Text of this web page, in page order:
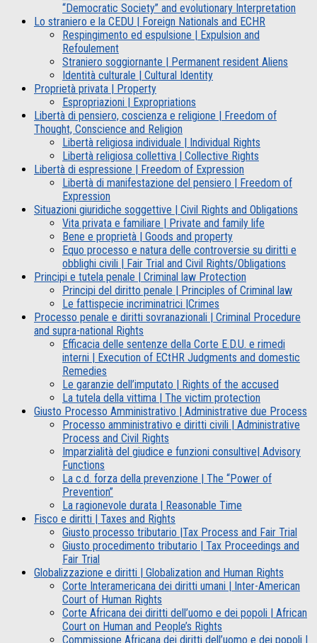
“Democratic Society” and evolutionary Interpretation
Lo straniero e la CEDU | Foreign Nationals and ECHR
Respingimento ed espulsione | Expulsion and
Refoulement
Straniero soggiornante | Permanent resident Aliens
Identità culturale | Cultural Identity
Proprietà privata | Property
Espropriazioni | Expropriations
Libertà di pensiero, coscienza e religione | Freedom of
Thought, Conscience and Religion
Libertà religiosa individuale | Individual Rights
Libertà religiosa collettiva | Collective Rights
Libertà di espressione | Freedom of Expression
Libertà di manifestazione del pensiero | Freedom of
Expression
Situazioni giuridiche soggettive | Civil Rights and Obligations
Vita privata e familiare | Private and family life
Bene e proprietà | Goods and property
Equo processo e natura delle controversie su diritti e
obblighi civili | Fair Trial and Civil Rights/Obligations
Principi e tutela penale | Criminal law Protection
Principi del diritto penale | Principles of Criminal law
Le fattispecie incriminatrici |Crimes
Processo penale e diritti sovranazionali | Criminal Procedure
and supra-national Rights
Efficacia delle sentenze della Corte E.D.U. e rimedi
interni | Execution of ECtHR Judgments and domestic
Remedies
Le garanzie dell’imputato | Rights of the accused
La tutela della vittima | The victim protection
Giusto Processo Amministrativo | Administrative due Process
Processo amministrativo e diritti civili | Administrative
Process and Civil Rights
Imparzialità del giudice e funzioni consultive| Advisory
Functions
La c.d. forza della prevenzione | The “Power of
Prevention”
La ragionevole durata | Reasonable Time
Fisco e diritti | Taxes and Rights
Giusto processo tributario |Tax Process and Fair Trial
Giusto procedimento tributario | Tax Proceedings and
Fair Trial
Globalizzazione e diritti | Globalization and Human Rights
Corte Interamericana dei diritti umani | Inter-American
Court of Human Rights
Corte Africana dei diritti dell’uomo e dei popoli | African
Court on Human and People’s Rights
Commissione Africana dei diritti dell’uomo e dei popoli |